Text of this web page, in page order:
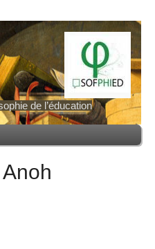
de l’éducation